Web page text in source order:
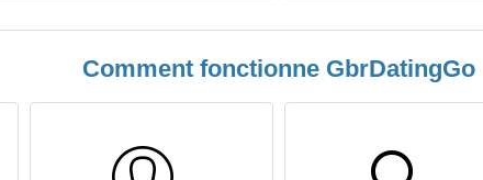
Comment fonctionne GbrDatingGo